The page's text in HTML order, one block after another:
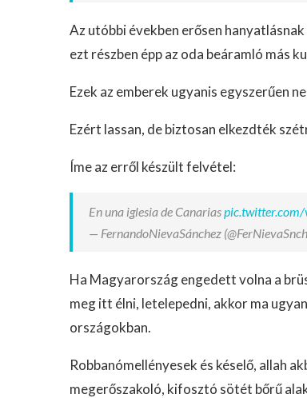
Az utóbbi években erősen
ezt részben épp az oda beáramló más
Ezek az emberek ugyanis egyszerűen
Ezért lassan, de biztosan elkezdték
Íme az erről készült felvétel:
En una iglesia de Canarias
— FernandoNievaSánchez
Ha Magyarország engedett volna a
meg itt élni, letelepedni, akkor ma
országokban.
Robbanómellényesek és késelő, allah
megerőszakoló, kifosztó sötét bőrű